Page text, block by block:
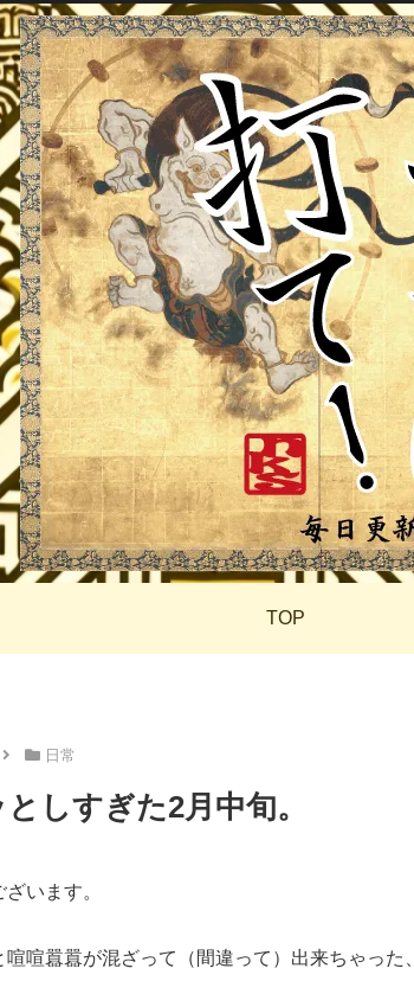
TOP
日常
しすぎた2月中旬。
います。
喧囂囂が混ざって（間違って）出来ちゃった、